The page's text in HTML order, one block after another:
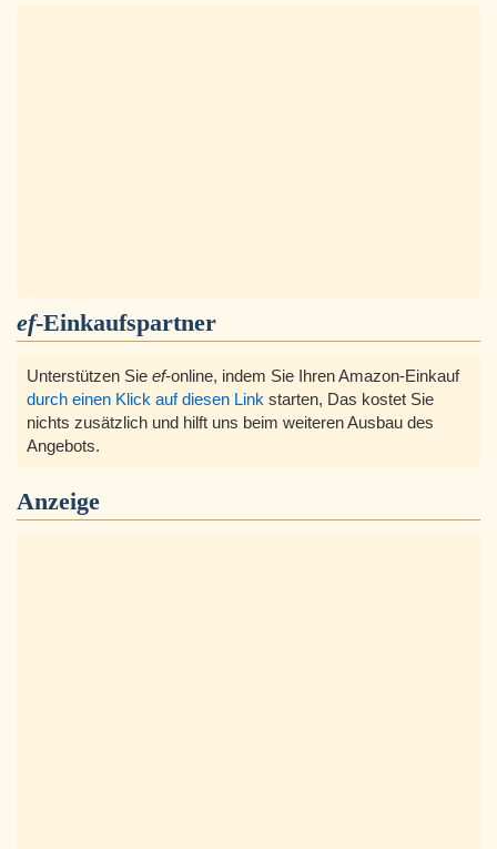
ef-Einkaufspartner
Unterstützen Sie ef-online, indem Sie Ihren Amazon-Einkauf
durch einen Klick auf diesen Link starten, Das kostet Sie
nichts zusätzlich und hilft uns beim weiteren Ausbau des
Angebots.
Anzeige